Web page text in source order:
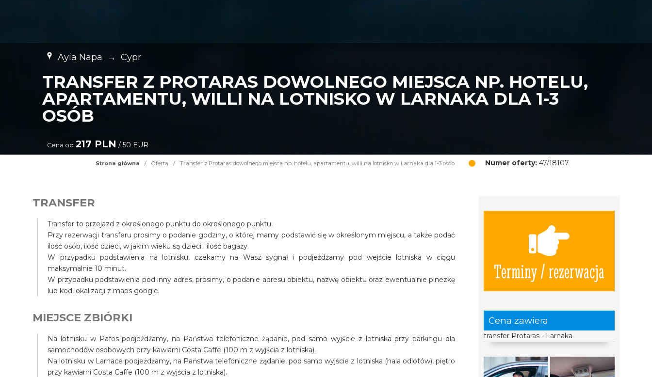
Ayia Napa → Cypr
TRANSFER Z PROTARAS DOWOLNEGO MIEJSCA NP. HOTELU,
APARTAMENTU, WILLI NA LOTNISKO W LARNAKA DLA 1-3
OSÓB
Cena od 217 PLN / 50 EUR
Strona główna / Oferta / Transfer z Protaras dowolnego miejsca np. hotelu, apartamentu, willi na lotnisko w Larnaka dla 1-3 osób Numer oferty:47/18107
Terminy / rezerwacja
Cena zawiera
transfer Protaras - Larnaka
TRANSFER
Transfer to przejazd z określonego punktu do określonego punktu.
Przy rezerwacji transferu prosimy o podanie godziny, o której mamy podstawić się w określonym miejscu, a także podać
ilość osób, ilość dzieci, w jakim wieku są dzieci i ilość bagaży.
W przypadku podstawienia na lotnisku, czekamy na Wasz sygnał i podjeżdżamy pod wejście lotniska w ciągu
maksymalnie 10 minut.
W przypadku podstawienia pod inny adres, prosimy, o podanie adresu obiektu, nazwę obiektu oraz ewentualnie pinezkę
lub kod lokalizacji z maps google.
MIEJSCE ZBIÓRKI
Na lotnisku w Pafos podjeżdżamy, na Państwa telefoniczne żądanie, pod samo wyjście z lotniska przy parkingu dla
samochodów osobowych przy kawiarni Costa Caffe (100 m z wyjścia z lotniska).
Na lotnisku w Larnace podjeżdżamy, na Państwa telefoniczne żądanie, pod samo wyjście z lotniska (hala odlotów), piętro
przy kawiarni Costa Caffe (100 m z wyjścia z lotniska).